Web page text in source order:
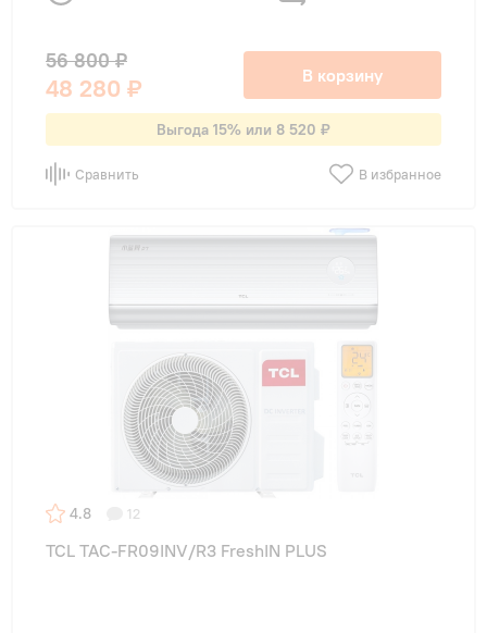
56 800 ₽
48 280 ₽ В корзину
Выгода 15% или 8 520 ₽
Сравнить В избранное
4.8 12
TCL TAC-FR09INV/R3 FreshIN PLUS